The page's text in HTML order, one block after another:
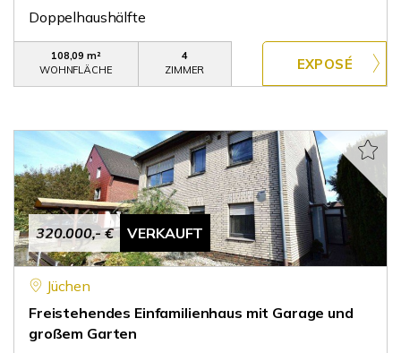
Doppelhaushälfte
108,09 m²
WOHNFLÄCHE
4
ZIMMER
320.000,- € VERKAUFT
Jüchen
Freistehendes Einfamilienhaus mit Garage und
großem Garten